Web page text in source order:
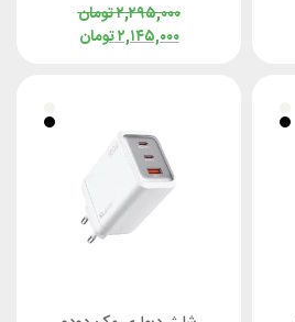
تومان۲,۲۹۵,۰۰۰
تومان۲,۱۴۵,۰۰۰